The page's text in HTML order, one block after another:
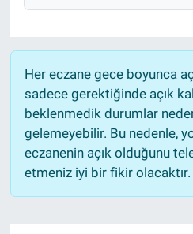
Her eczane gece boyunca
sadece gerektiğinde açık
beklenmedik durumlar
gelemeyebilir. Bu nedenle,
eczanenin açık olduğunu
etmeniz iyi bir fikir olacaktır.